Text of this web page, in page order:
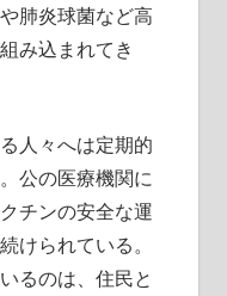
肺炎球菌など高
み込まれてき
人々へは定期的
公の医療機関に
チンの安全な運
けられている。
るのは、住民と